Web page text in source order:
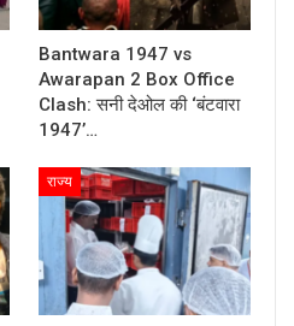
Bantwara 1947 vs
Awarapan 2 Box Office
Clash: सनी देओल की ‘बंटवारा
1947’…
राज्य